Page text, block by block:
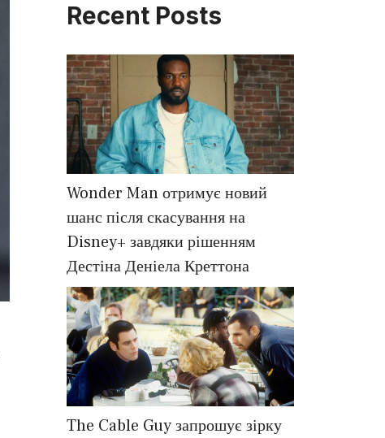
Recent Posts
Wonder Man отримує новий
шанс після скасування на
Disney+ завдяки рішенням
Дестіна Деніела Креттона
The Cable Guy запрошує зірку